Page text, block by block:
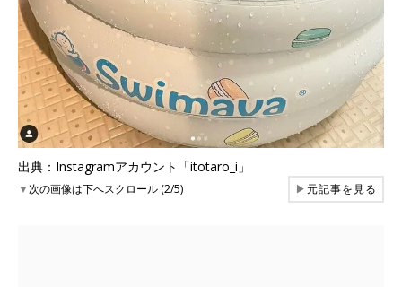
出典：Instagramアカウント「itotaro_i」
▼次の画像は下へスクロール (2/5) ▶元記事を見る